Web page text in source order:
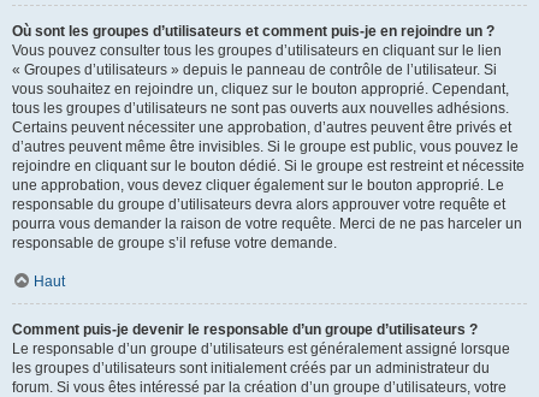
Où sont les groupes d’utilisateurs et comment puis-je en rejoindre un ?
Vous pouvez consulter tous les groupes d’utilisateurs en cliquant sur le lien
« Groupes d’utilisateurs » depuis le panneau de contrôle de l’utilisateur. Si
vous souhaitez en rejoindre un, cliquez sur le bouton approprié. Cependant,
tous les groupes d’utilisateurs ne sont pas ouverts aux nouvelles adhésions.
Certains peuvent nécessiter une approbation, d’autres peuvent être privés et
d’autres peuvent même être invisibles. Si le groupe est public, vous pouvez le
rejoindre en cliquant sur le bouton dédié. Si le groupe est restreint et nécessite
une approbation, vous devez cliquer également sur le bouton approprié. Le
responsable du groupe d’utilisateurs devra alors approuver votre requête et
pourra vous demander la raison de votre requête. Merci de ne pas harceler un
responsable de groupe s’il refuse votre demande.
Haut
Comment puis-je devenir le responsable d’un groupe d’utilisateurs ?
Le responsable d’un groupe d’utilisateurs est généralement assigné lorsque
les groupes d’utilisateurs sont initialement créés par un administrateur du
forum. Si vous êtes intéressé par la création d’un groupe d’utilisateurs, votre